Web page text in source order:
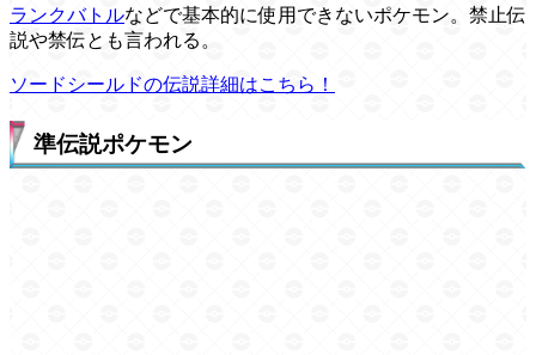
ランクバトルなどで基本的に使用できないポケモン。禁止伝
説や禁伝とも言われる。
ソードシールドの伝説詳細はこちら！
準伝説ポケモン